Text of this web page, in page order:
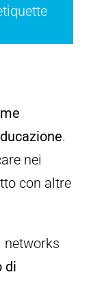
.
nei
con altre
networks
di